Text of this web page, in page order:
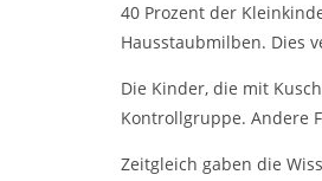
40 Prozent der
Hausstaubmilben. Dies
Die Kinder, die mit
Kontrollgruppe. Andere
Zeitgleich gaben die